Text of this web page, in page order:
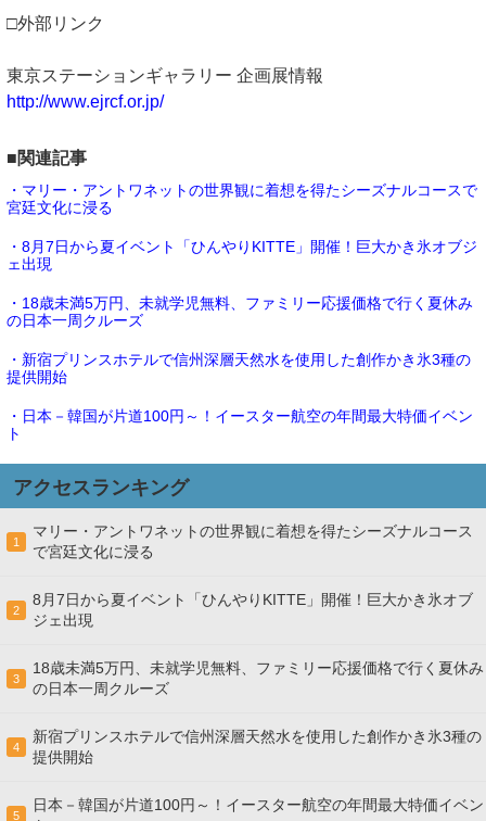
□外部リンク
東京ステーションギャラリー 企画展情報
http://www.ejrcf.or.jp/
■関連記事
・マリー・アントワネットの世界観に着想を得たシーズナルコースで
宮廷文化に浸る
・8月7日から夏イベント「ひんやりKITTE」開催！巨大かき氷オブジ
ェ出現
・18歳未満5万円、未就学児無料、ファミリー応援価格で行く夏休み
の日本一周クルーズ
・新宿プリンスホテルで信州深層天然水を使用した創作かき氷3種の
提供開始
・日本－韓国が片道100円～！イースター航空の年間最大特価イベン
ト
アクセスランキング
1
マリー・アントワネットの世界観に着想を得たシーズナルコース
で宮廷文化に浸る
2
8月7日から夏イベント「ひんやりKITTE」開催！巨大かき氷オブ
ジェ出現
3
18歳未満5万円、未就学児無料、ファミリー応援価格で行く夏休み
の日本一周クルーズ
4
新宿プリンスホテルで信州深層天然水を使用した創作かき氷3種の
提供開始
5
日本－韓国が片道100円～！イースター航空の年間最大特価イベン